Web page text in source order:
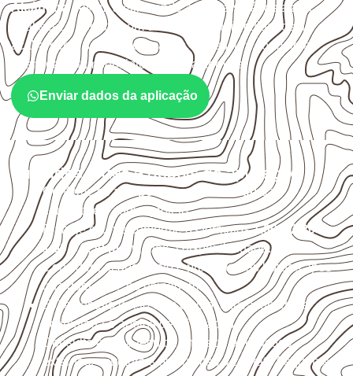
Alcântara devem avaliar onde a chapa será instalada,
qual será o contato com umidade e quais cuidados de
acabamento serão necessários. Espessura, formato e
quantidade também interferem na compra.
Enviar dados da aplicação
Cuidados antes e depois da aplicação
Confirme se a espessura e o formatosão
compatíveis com o projeto.
Planeje o corte conforme os formatos1,60 × 2,20 m e
1,60 × 2,50 m, sujeitos à disponibilidade.
Considere acabamento e proteção das bordas após
qualquer corte ou usinagem.
Evite contato direto com o solo, chuva, umidade
acumulada e apoios desnivelados.
Consulte a ficha técnica antes de aplicações
externas, estruturais ou sujeitas a contato frequente